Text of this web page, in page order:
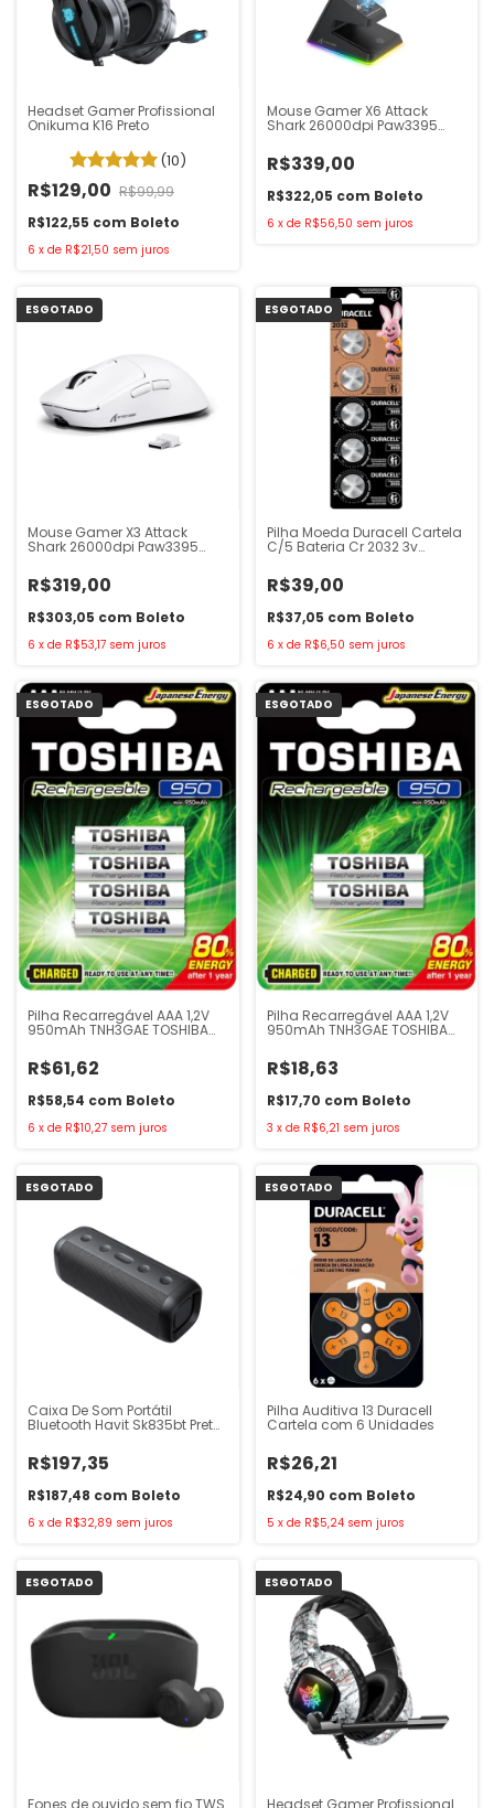
Headset Gamer Profissional
Onikuma K16 Preto
(10)
R$129,00 R$99,99
R$122,55 com Boleto
6 x de R$21,50 sem juros
Mouse Gamer X6 Attack
Shark 26000dpi Paw3395
R$339,00
R$322,05 com Boleto
6 x de R$56,50 sem juros
ESGOTADO
Mouse Gamer X3 Attack
Shark 26000dpi Paw3395
R$319,00
R$303,05 com Boleto
6 x de R$53,17 sem juros
ESGOTADO
Pilha Moeda Duracell Cartela
C/5 Bateria Cr 2032 3v
R$39,00
R$37,05 com Boleto
6 x de R$6,50 sem juros
ESGOTADO
Pilha Recarregável AAA 1,2V
950mAh TNH3GAE TOSHIBA
R$61,62
R$58,54 com Boleto
6 x de R$10,27 sem juros
ESGOTADO
Pilha Recarregável AAA 1,2V
950mAh TNH3GAE TOSHIBA
R$18,63
R$17,70 com Boleto
3 x de R$6,21 sem juros
ESGOTADO
Caixa De Som Portátil
Bluetooth Havit Sk835bt Preto
R$197,35
R$187,48 com Boleto
6 x de R$32,89 sem juros
ESGOTADO
Pilha Auditiva 13 Duracell
Cartela com 6 Unidades
R$26,21
R$24,90 com Boleto
5 x de R$5,24 sem juros
ESGOTADO ESGOTADO